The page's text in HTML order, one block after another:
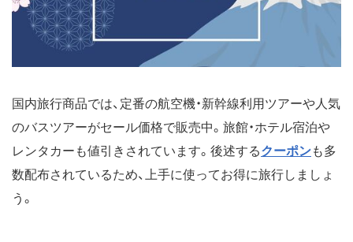
国内旅行商品では、定番の航空機・新幹線利用ツアーや人気
のバスツアーがセール価格で販売中。旅館・ホテル宿泊や
レンタカーも値引きされています。後述するクーポンも多
数配布されているため、上手に使ってお得に旅行しましょ
う。